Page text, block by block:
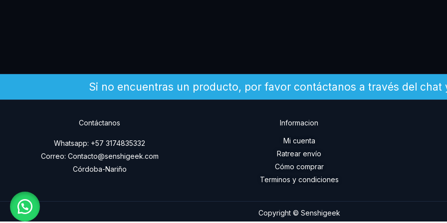
Si no encuentras un producto, por favor contáctanos a través del chat
Contáctanos
Whatsapp: +57 3174835332
Correo: Contacto@senshigeek.com
Córdoba-Nariño
Informacion
Mi cuenta
Ratrear envío
Cómo comprar
Terminos y condiciones
Copyright © Senshigeek